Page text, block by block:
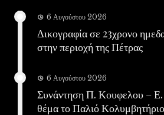
6 Αυγούστου 2026
Δικογραφία σε 23χρονο
στην περιοχή της Πέτρας
6 Αυγούστου 2026
Συνάντηση Π. Κουφελου –
θέμα το Παλιό